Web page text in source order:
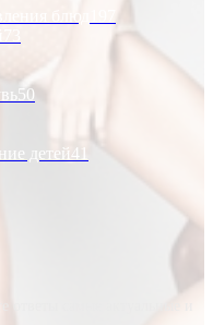
блюд
50
детей41